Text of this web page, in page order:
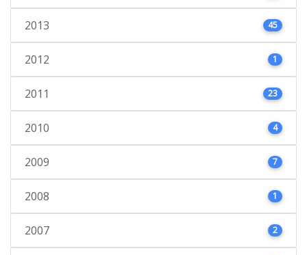
2013 45
2012 1
2011 23
2010 4
2009 7
2008 1
2007 2